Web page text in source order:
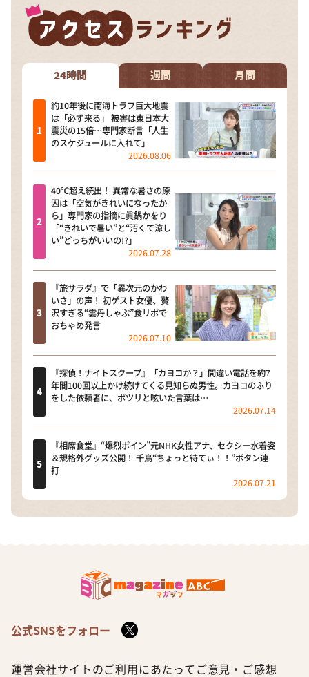
24時間 週間 月間
約10年後に南海トラフ巨大地震
は「必ず来る」 被害は東日本大
震災の15倍…専門家断言「人生
のスケジュールに入れて」
2026.08.06
40℃超え続出！ 異常な暑さの原
因は「空気がきれいになったか
ら」専門家の指摘に眞鍋かをり
「“きれいで暑い”と“汚くて涼し
い”どっちがいいの!?」
2026.07.28
『旅サラダ』で「異次元のかわ
いさ」の声！ 初ゲスト女優、贅
沢すぎる“雲丹しゃぶ”食リポで
おちゃめ発言
2026.07.10
『探偵！ナイトスクープ』「カヨコか？」間違い電話を約7
年間100回以上かけ続けてくる見知らぬ男性。カヨコのふり
をした依頼者に、ポツリと呟いた言葉は…
2026.07.14
『相席食堂』“爆烈ボイン”元NHK女性アナ、セクシー水着姿
＆規格外グッズ公開！ 千鳥“ちょっと待てぃ！！”ボタン連
打
2026.07.21
公式SNSをフォロー
運営会社サイトのご利用にあたって ご意見・ご感想